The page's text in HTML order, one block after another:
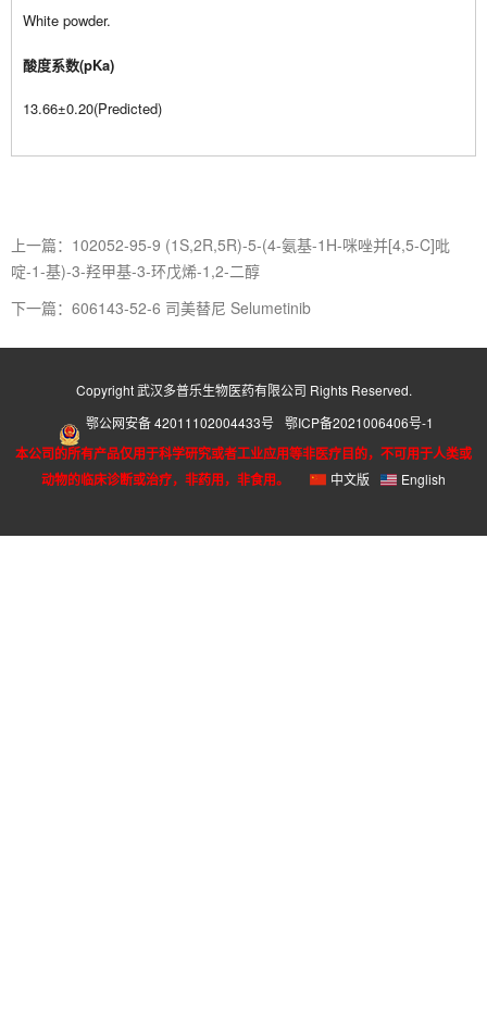
White powder.
酸度系数(pKa)
13.66±0.20(Predicted)
上一篇：102052-95-9 (1S,2R,5R)-5-(4-氨基-1H-咪唑并[4,5-C]吡
啶-1-基)-3-羟甲基-3-环戊烯-1,2-二醇
下一篇：606143-52-6 司美替尼 Selumetinib
Copyright 武汉多普乐生物医药有限公司 Rights Reserved.
鄂公网安备 42011102004433号 鄂ICP备2021006406号-1
本公司的所有产品仅用于科学研究或者工业应用等非医疗目的，不可用于人类或
动物的临床诊断或治疗，非药用，非食用。
中文版 English